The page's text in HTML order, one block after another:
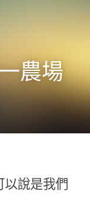
農場
說是我們